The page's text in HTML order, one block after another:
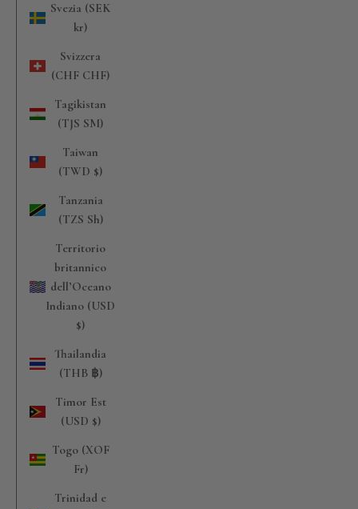
Svezia (SEK
kr)
Svizzera
(CHF CHF)
Tagikistan
(TJS ЅМ)
Taiwan
(TWD $)
Tanzania
(TZS Sh)
Territorio
britannico
dell’Oceano
Indiano (USD
$)
Thailandia
(THB ฿)
Timor Est
(USD $)
Togo (XOF
Fr)
Trinidad e